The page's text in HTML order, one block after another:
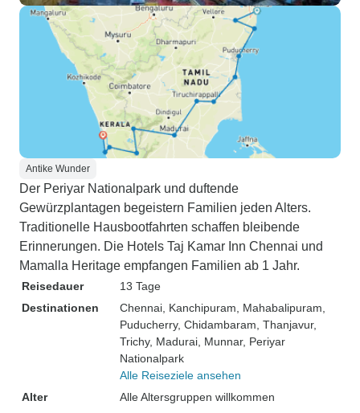
Antike Wunder
Der Periyar Nationalpark und duftende
Gewürzplantagen begeistern Familien jeden Alters.
Traditionelle Hausbootfahrten schaffen bleibende
Erinnerungen. Die Hotels Taj Kamar Inn Chennai und
Mamalla Heritage empfangen Familien ab 1 Jahr.
Reisedauer
13 Tage
Destinationen
Chennai , Kanchipuram , Mahabalipuram
Puducherry, Chidambaram , Thanjavur,
Trichy, Madurai , Munnar, Periyar
Nationalpark
Alle Reiseziele ansehen
Alter
Alle Altersgruppen willkommen